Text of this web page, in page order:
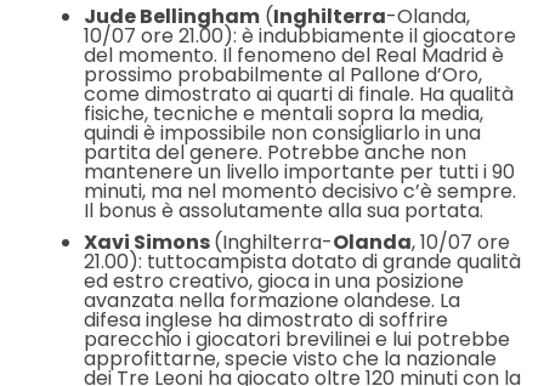
Jude Bellingham(Inghilterra-Olanda,
10/07 ore 21.00): è indubbiamente il giocatore
del momento. Il fenomeno del Real Madrid è
prossimo probabilmente al Pallone d’Oro,
come dimostrato ai quarti di finale. Ha qualità
fisiche, tecniche e mentali sopra la media,
quindi è impossibile non consigliarlo in una
partita del genere. Potrebbe anche non
mantenere un livello importante per tutti i 90
minuti, ma nel momento decisivo c’è sempre.
Il bonus è assolutamente alla sua portata.
Xavi Simons(Inghilterra-Olanda, 10/07 ore
21.00): tuttocampista dotato di grande qualità
ed estro creativo, gioca in una posizione
avanzata nella formazione olandese. La
difesa inglese ha dimostrato di soffrire
parecchio i giocatori brevilinei e lui potrebbe
approfittarne, specie visto che la nazionale
dei Tre Leoni ha giocato oltre 120 minuti con la